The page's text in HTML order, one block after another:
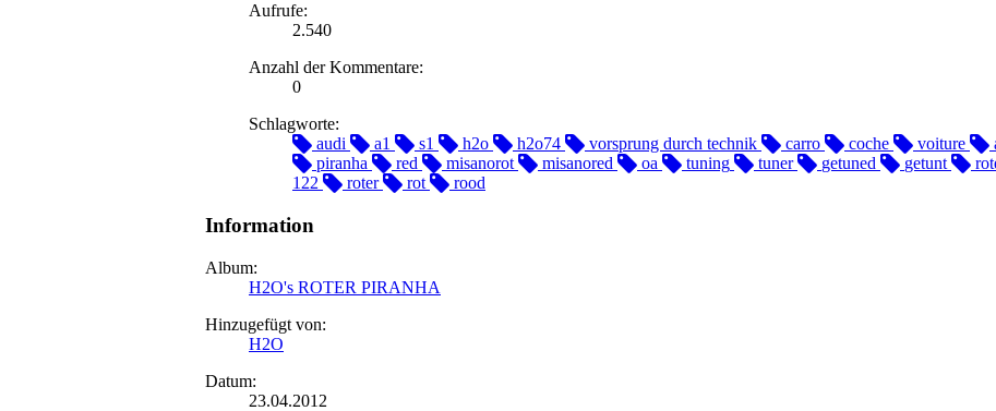
Aufrufe:
2.540
Anzahl der Kommentare:
0
Schlagworte:
audi
a1 s1 h2o h2o74 vorsprung durch technik carro coche voiture
piranha
red misanorot misanored oa tuning tuner getuned getunt
122
roter rot rood
Information
Album:
H2O's ROTER PIRANHA
Hinzugefügt von:
H2O
Datum:
23.04.2012